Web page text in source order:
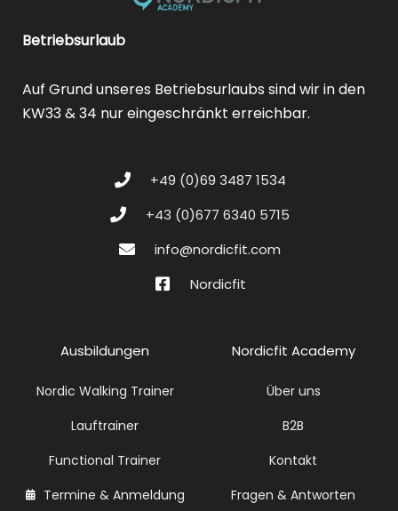
Betriebsurlaub
Auf Grund unseres Betriebsurlaubs sind wir in den
KW33 & 34 nur eingeschränkt erreichbar.
+49 (0)69 3487 1534
+43 (0)677 6340 5715
info@nordicfit.com
Nordicfit
Ausbildungen
Nordic Walking Trainer
Lauftrainer
Functional Trainer
Termine & Anmeldung
Nordicfit Academy
Über uns
B2B
Kontakt
Fragen & Antworten